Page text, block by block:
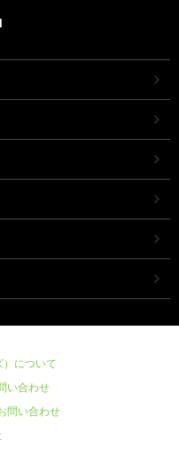
について
い合わせ
問い合わせ